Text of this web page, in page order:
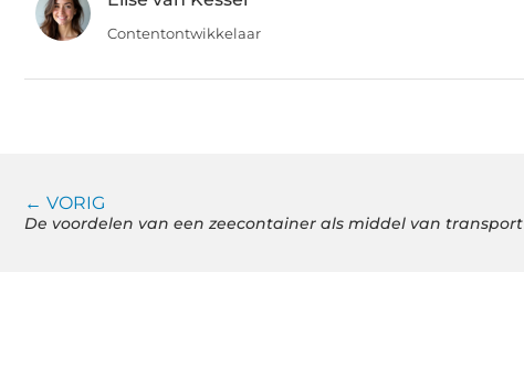
Contentontwikkelaar
← VORIG
De voordelen van een zeecontainer als middel van transport